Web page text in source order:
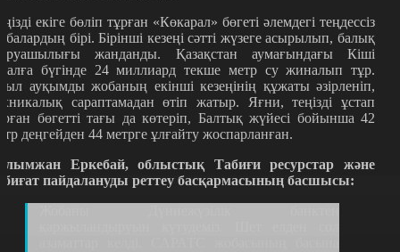
екіге бөліп тұрған «Көкарал» бөгеті әлемдегі теңдессіз
бірі. Бірінші кезеңі сәтті жүзеге асырылып, балық
жанданды. Қазақстан аумағындағы Кіші
бүгінде 24 миллиард текше метр су жиналып тұр.
ауқымды жобаның екінші кезеңінің құжаты әзірленіп,
сараптамадан өтіп жатыр. Яғни, теңізді ұстап
бөгетті тағы да көтеріп, Балтық жүйесі бойынша 42
деңгейден 44 метрге ұлғайту жоспарланған.
Еркебай, облыстық Табиғи ресурстар және
пайдалануды реттеу басқармасының басшысы: